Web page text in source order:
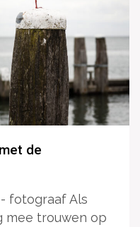
de
fotograaf Als
mee trouwen op